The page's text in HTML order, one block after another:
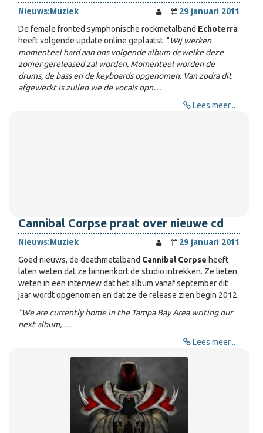
Nieuws:Muziek
29 januari 2011
De female fronted symphonische rockmetalband Echoterra
heeft volgende update online geplaatst: "Wij werken
momenteel hard aan ons volgende album dewelke deze
zomer gereleased zal worden. Momenteel worden de
drums, de bass en de keyboards opgenomen. Van zodra dit
afgewerkt is zullen we de vocals opn…
Lees meer...
Cannibal Corpse praat over nieuwe cd
Nieuws:Muziek
29 januari 2011
Goed nieuws, de deathmetalband Cannibal Corpse heeft
laten weten dat ze binnenkort de studio intrekken. Ze lieten
weten in een interview dat het album vanaf september dit
jaar wordt opgenomen en dat ze de release zien begin 2012.
"We are currently home in the Tampa Bay Area writing our
next album, …
Lees meer...